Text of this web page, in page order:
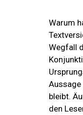
Warum
Wegfall
Aussage
bleibt.
den